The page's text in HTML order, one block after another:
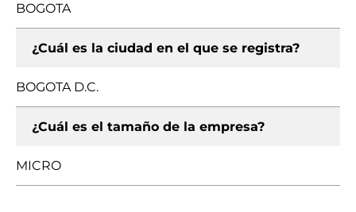
BOGOTA
¿Cuál es la ciudad en el que se registra?
BOGOTA D.C.
¿Cuál es el tamaño de la empresa?
MICRO